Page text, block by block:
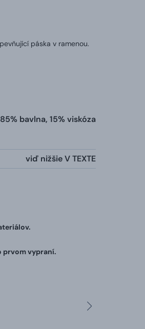
páska v ramenou.
85% bavlna, 15% viskóza
viď nižšie V TEXTE
prvom vypraní.